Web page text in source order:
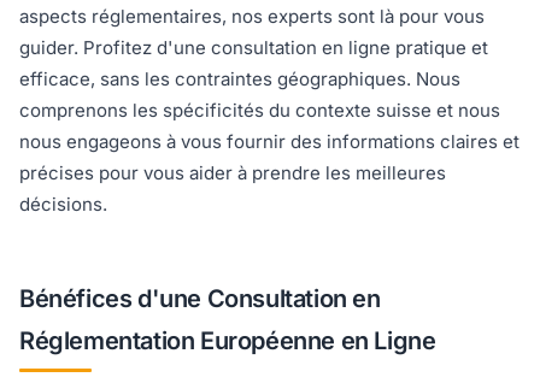
aspects réglementaires, nos experts sont là pour vous
guider. Profitez d'une consultation en ligne pratique et
efficace, sans les contraintes géographiques. Nous
comprenons les spécificités du contexte suisse et nous
nous engageons à vous fournir des informations claires et
précises pour vous aider à prendre les meilleures
décisions.
Bénéfices d'une Consultation en
Réglementation Européenne en Ligne